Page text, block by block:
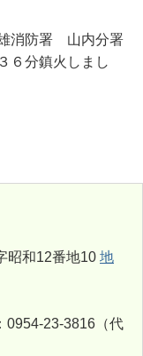
消防署 山内分署
６分鎮火しまし
昭和12番地10 地
23-3816（代